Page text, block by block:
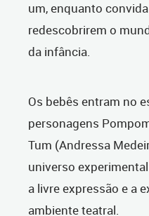
um, enquanto
redescobrirem o
da infância.
Os bebês entram no
personagens
Tum (Andressa
universo
a livre expressão e a
ambiente teatral.